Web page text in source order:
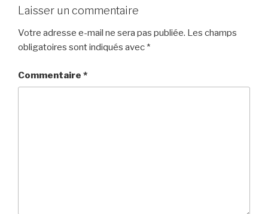
Laisser un commentaire
Votre adresse e-mail ne sera pas publiée. Les champs
obligatoires sont indiqués avec *
Commentaire *